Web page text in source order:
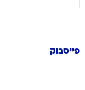
פייסבוק